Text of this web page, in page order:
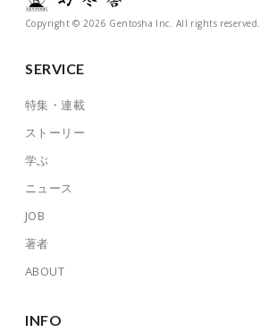
Copyright © 2026 Gentosha Inc. All rights reserved.
SERVICE
特集・連載
ストーリー
学ぶ
ニュース
JOB
著者
ABOUT
INFO